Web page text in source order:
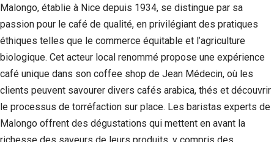
Malongo, établie à Nice depuis 1934, se distingue par sa
passion pour le café de qualité, en privilégiant des pratiques
éthiques telles que le commerce équitable et l’agriculture
biologique. Cet acteur local renommé propose une expérience
café unique dans son coffee shop de Jean Médecin, où les
clients peuvent savourer divers cafés arabica, thés et découvrir
le processus de torréfaction sur place. Les baristas experts de
Malongo offrent des dégustations qui mettent en avant la